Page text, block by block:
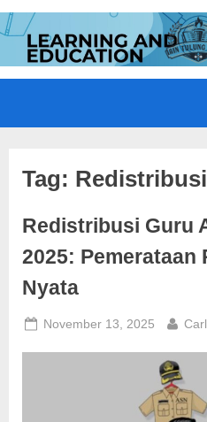
Skip
to
content
Tag:
Redistribusi Guru
2025: Pemerataan
Nyata
Posted
November 13, 2025 By